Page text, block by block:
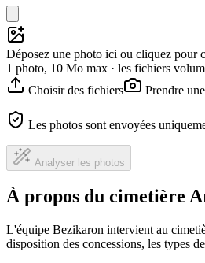
Déposez une photo ici ou cliquez pour
1 photo, 10 Mo max · les fichiers
Choisir des fichiers
Prendre
Les photos sont envoyées
Analyser les photos
À propos du cimetière
L'équipe Bezikaron intervient au
disposition des concessions, les types